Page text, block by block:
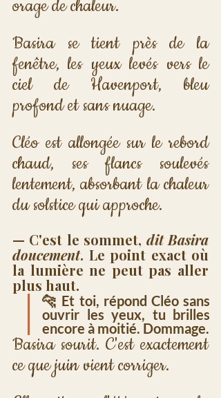
orage de chaleur.
Basira se tient près de la
fenêtre, les yeux levés vers le
ciel de Havenport, bleu
profond et sans nuage.
Cléo est allongée sur le rebord
chaud, ses flancs soulevés
lentement, absorbant la chaleur
du solstice qui approche.
— C'est le sommet, dit Basira
doucement. Le point exact où
la lumière ne peut pas aller
plus haut.
🐆 Et toi, répond Cléo sans
ouvrir les yeux, tu brilles
encore à moitié. Dommage.
Basira sourit. C'est exactement
ce que juin vient corriger.